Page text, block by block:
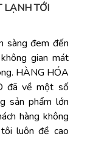
LẠNH TỚI
đem đến
gian mát
HÀNG HÓA
đã về một số
sản phẩm lớn
hàng không
luôn đề cao